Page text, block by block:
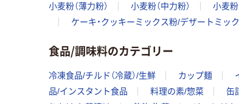
小麦粉（薄力粉） 小麦粉（中力粉） 小麦粉
ケーキ・クッキーミックス粉/デザートミッ
食品/調味料のカテゴリー
冷凍食品/チルド（冷蔵）/生鮮 カップ麺
品/インスタント食品
料理の素/惣菜 缶